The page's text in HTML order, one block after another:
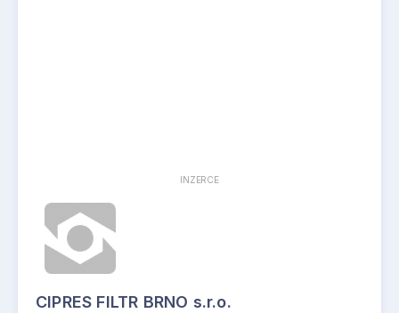
INZERCE
CIPRES FILTR BRNO s.r.o.